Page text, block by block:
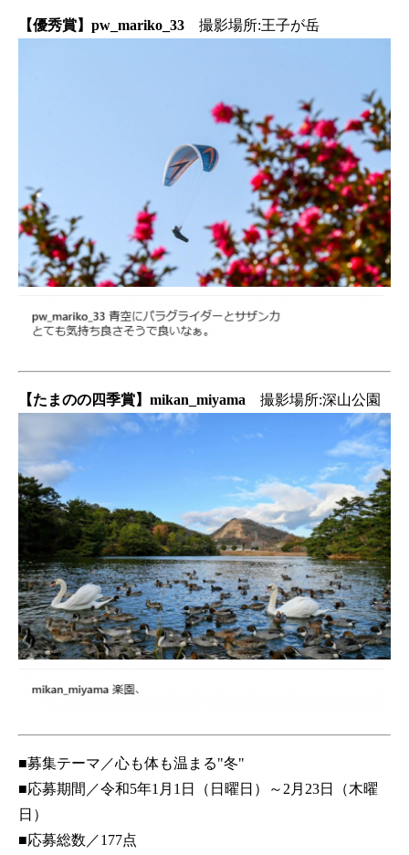
【優秀賞】pw_mariko_33 撮影場所:王子が岳
【たまのの四季賞】mikan_miyama 撮影場所:深山公園
​■募集テーマ／心も体も温まる"冬"
■応募期間／令和5年1月1日（日曜日）～2月23日（木曜
日）
■応募総数／177点